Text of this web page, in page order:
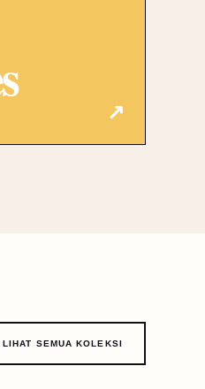
↗
LIHAT SEMUA KOLEKSI